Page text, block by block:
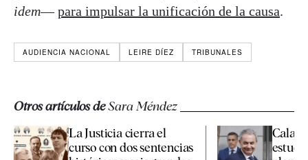
idem—para impulsar la unificación de la causa.
AUDIENCIA NACIONAL LEIRE DÍEZ TRIBUNALES
Otros artículos deSara Méndez
La Justicia cierra el
curso con dos sentencias